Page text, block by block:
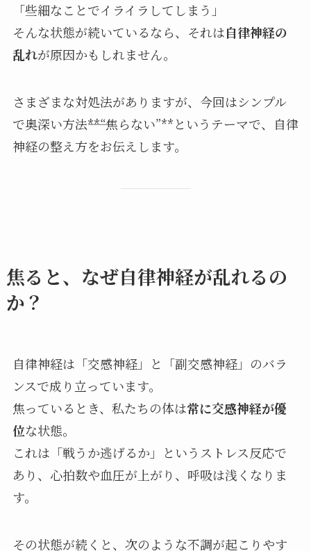
「些細なことでイライラしてしまう」
そんな状態が続いているなら、それは自律神経の
乱れが原因かもしれません。
さまざまな対処法がありますが、今回はシンプル
で奥深い方法――**“焦らない”**というテーマで、自律
神経の整え方をお伝えします。
焦ると、なぜ自律神経が乱れるの
か？
自律神経は「交感神経」と「副交感神経」のバラ
ンスで成り立っています。
焦っているとき、私たちの体は常に交感神経が優
位な状態。
これは「戦うか逃げるか」というストレス反応で
あり、心拍数や血圧が上がり、呼吸は浅くなりま
す。
その状態が続くと、次のような不調が起こりやす